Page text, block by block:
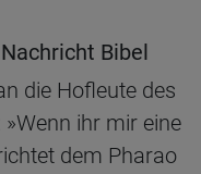
Bibel
die Hofleute des
ihr mir eine
dem Pharao